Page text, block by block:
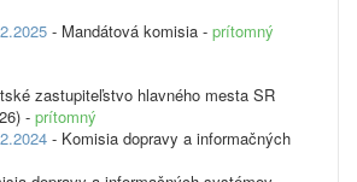
- Mandátová komisia - prítomný
zastupiteľstvo hlavného mesta SR
- prítomný
- Komisia dopravy a informačných